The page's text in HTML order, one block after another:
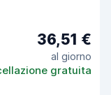
36,51 €
al giorno
gratuita